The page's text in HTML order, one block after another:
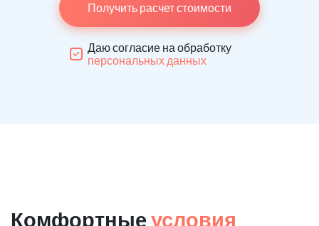
Получить расчет стоимости
Даю согласие на обработку
персональных данных
Комфортные условия